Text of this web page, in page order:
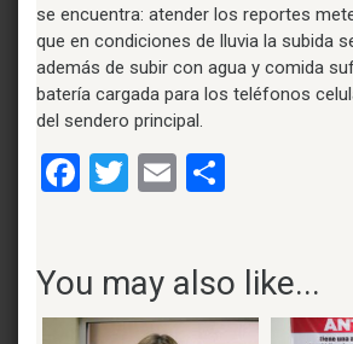
se encuentra: atender los reportes
que en condiciones de lluvia la subida
además de subir con agua y comida
batería cargada para los teléfonos
del sendero principal.
Facebook
Twitter
Email
You may also like...